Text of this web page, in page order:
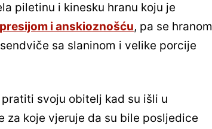
piletinu i kinesku hranu koju je
i anskioznošću, pa se hranom
sa slaninom i velike porcije
svoju obitelj kad su išli u
za koje vjeruje da su bile posljedice